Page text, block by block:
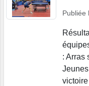
Publiée
: Arras